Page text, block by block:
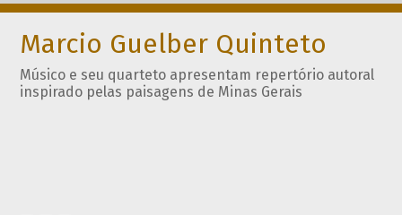
Marcio Guelber Quinteto
Músico e seu quarteto apresentam repertório autoral
inspirado pelas paisagens de Minas Gerais